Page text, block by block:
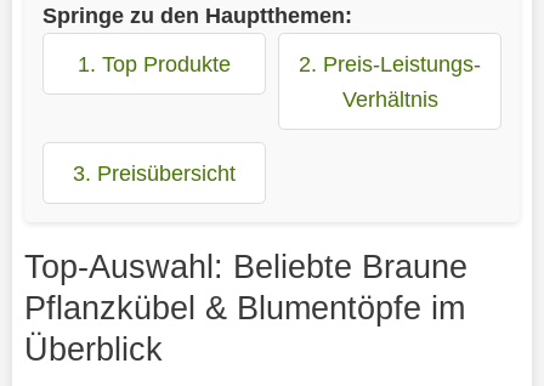
Springe zu den Hauptthemen:
1. Top Produkte
2. Preis-Leistungs-
Verhältnis
3. Preisübersicht
Top-Auswahl: Beliebte Braune
Pflanzkübel & Blumentöpfe im
Überblick